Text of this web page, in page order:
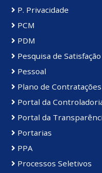
P. Privacidade
PCM
PDM
Pesquisa de Satisfação
Pessoal
Plano de
Portal da
Portal da
Portarias
PPA
Processos Seletivos